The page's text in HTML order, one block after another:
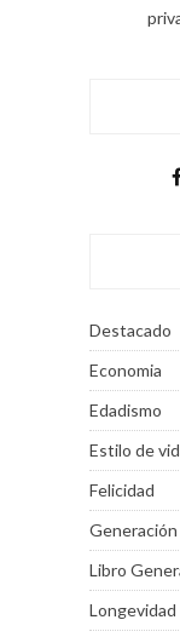
Destacado
Economia
Edadismo
Estilo de
Felicidad
Generación
Libro
Longevidad